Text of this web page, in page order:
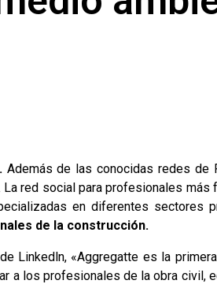
Además de las conocidas redes de
red social para profesionales más
en diferentes sectores
de la construcción.
Linkedln, «Aggregatte es la
a los profesionales de la obra civil,